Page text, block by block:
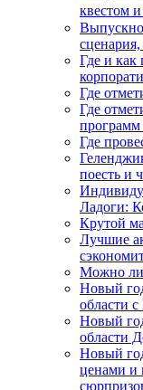
квестом
Где и как
Где
Где
программ
Где
поесть и
Ладоги:
Крутой
Лучшие
Можно ли
Новый
области
Новый
области
Новый
ценами и